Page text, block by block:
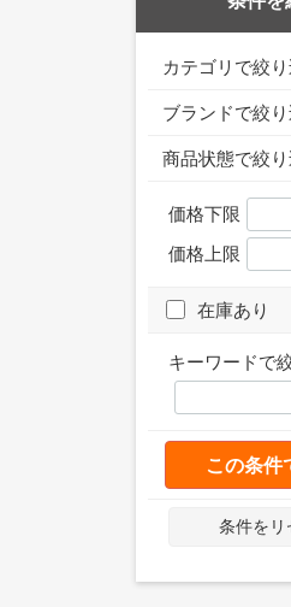
カテゴリで絞
ブランドで絞
商品状態で絞
価格下限
価格上限
在庫あり
キーワードで
この条件
条件をリ